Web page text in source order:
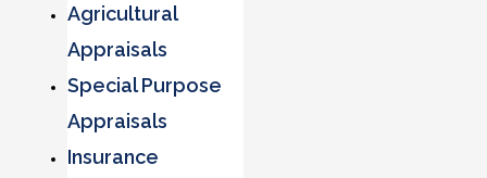
Agricultural
Appraisals
Special Purpose
Appraisals
Insurance